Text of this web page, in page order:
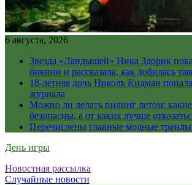
6 августа, 2026
Звезда «Ландышей» Ника Здорик
бикини и рассказала, как добилась
18-летняя дочь Николь Кидман
журнала
Можно ли делать пилинг летом:
безопасны, а от каких лучше
Перечислены главные модные тренды
День игры
Новостная рассылка
Случайные новости